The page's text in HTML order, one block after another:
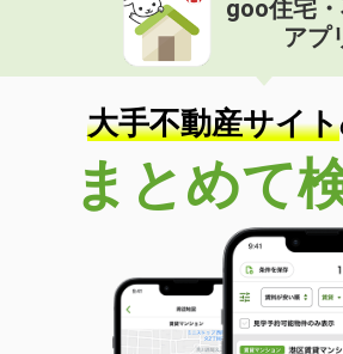
goo住宅
アプ
大手不動産サイト
まとめて